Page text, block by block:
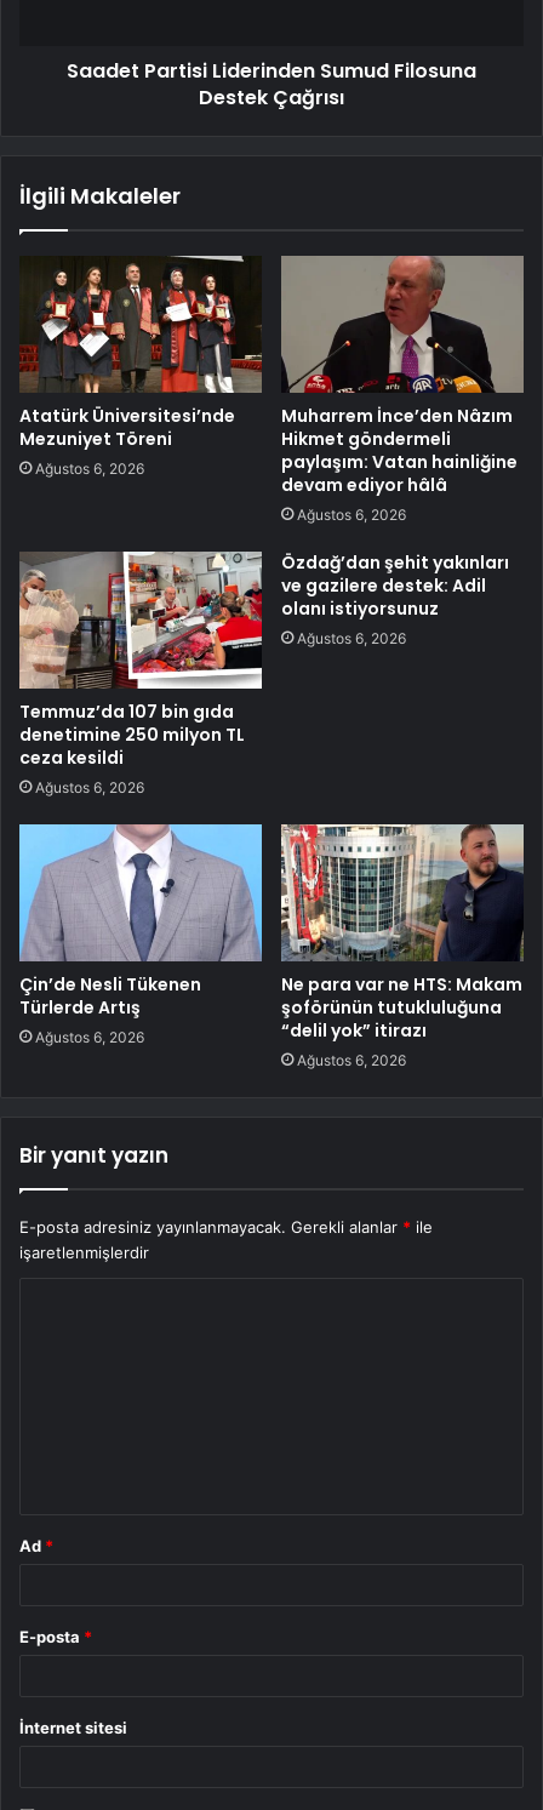
Saadet Partisi Liderinden Sumud Filosuna
Destek Çağrısı
İlgili Makaleler
Atatürk Üniversitesi’nde
Mezuniyet Töreni
Ağustos 6, 2026
Muharrem İnce’den Nâzım
Hikmet göndermeli
paylaşım: Vatan hainliğine
devam ediyor hâlâ
Ağustos 6, 2026
Temmuz’da 107 bin gıda
denetimine 250 milyon TL
ceza kesildi
Ağustos 6, 2026
Özdağ’dan şehit yakınları
ve gazilere destek: Adil
olanı istiyorsunuz
Ağustos 6, 2026
Çin’de Nesli Tükenen
Türlerde Artış
Ağustos 6, 2026
Ne para var ne HTS: Makam
şoförünün tutukluluğuna
“delil yok” itirazı
Ağustos 6, 2026
Bir yanıt yazın
E-posta adresiniz yayınlanmayacak. Gerekli alanlar * ile
işaretlenmişlerdir
Ad *
E-posta *
İnternet sitesi